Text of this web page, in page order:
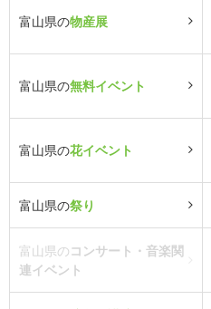
富山県の物産展
富山県の無料イベント
富山県の花イベント
富山県の祭り
富山県のコンサート・音楽関
連イベント